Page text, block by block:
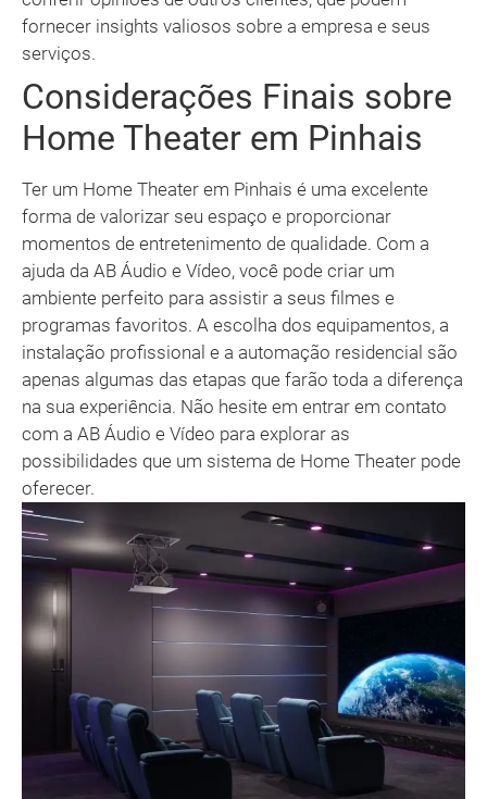
fornecer insights valiosos sobre a empresa e seus
serviços.
Considerações Finais sobre
Home Theater em Pinhais
Ter um Home Theater em Pinhais é uma excelente
forma de valorizar seu espaço e proporcionar
momentos de entretenimento de qualidade. Com a
ajuda da AB Áudio e Vídeo, você pode criar um
ambiente perfeito para assistir a seus filmes e
programas favoritos. A escolha dos equipamentos, a
instalação profissional e a automação residencial são
apenas algumas das etapas que farão toda a diferença
na sua experiência. Não hesite em entrar em contato
com a AB Áudio e Vídeo para explorar as
possibilidades que um sistema de Home Theater pode
oferecer.